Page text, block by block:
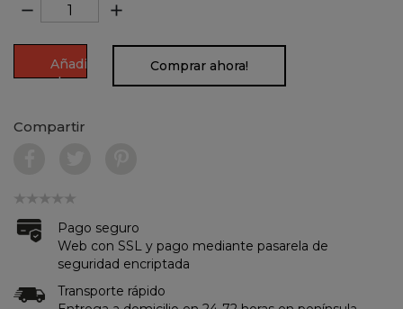
remove add
Añadir
al
Comprar ahora!
Compartir
Pago seguro
Web con SSL y pago mediante pasarela de
seguridad encriptada
Transporte rápido